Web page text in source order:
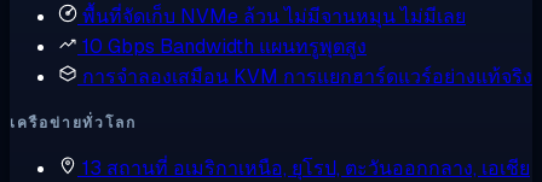
พื้นที่จัดเก็บ NVMe ล้วนไม่มีจานหมุน ไม่มีเลย
10 Gbps Bandwidth แผนทรูพุตสูง
การจำลองเสมือน KVM การแยกฮาร์ดแวร์อย่างแท้จริง
เครือข่ายทั่วโลก
13 สถานที่ อเมริกาเหนือ, ยุโรป, ตะวันออกกลาง, เอเชีย